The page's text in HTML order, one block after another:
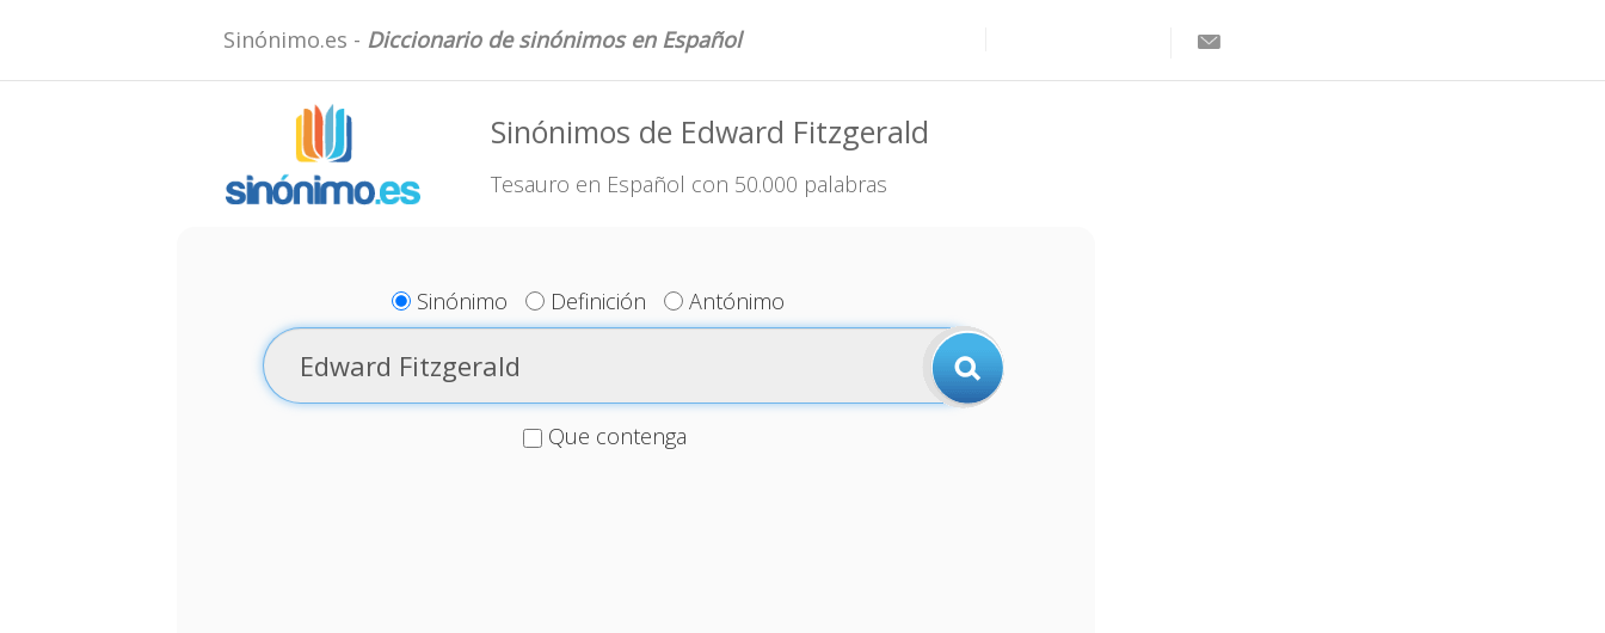
Sinónimo.es - Diccionario de sinónimos en Español
Sinónimos de Edward Fitzgerald
Tesauro en Español con 50.000 palabras
Sinónimo Definición Antónimo
Que contenga